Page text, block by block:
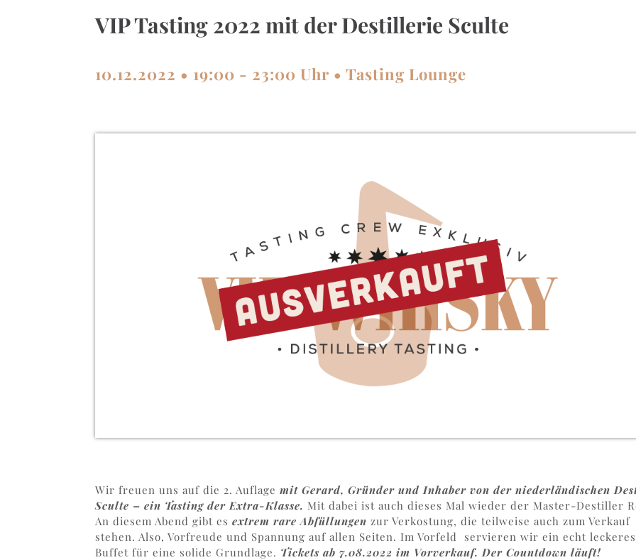
VIP Tasting 2022 mit der Destillerie Sculte
10.12.2022 • 19:00 - 23:00 Uhr • Tasting Lounge
Wir freuen uns auf die 2. Auflagemit Gerard, Gründer und Inhaber von der niederländischen
Sculte – ein Tasting der Extra-Klasse. Mit dabei ist auch dieses Mal wieder der Master-Destiller
An diesem Abend gibt esextrem rare Abfüllungen zur Verkostung, die teilweise auch zum Verkauf
stehen. Also, Vorfreude und Spannung auf allen Seiten. Im Vorfeld
servieren wir ein echt leckeres
Buffet für eine solide Grundlage. Tickets ab 7.08.2022 im Vorverkauf. Der Countdown läuft!